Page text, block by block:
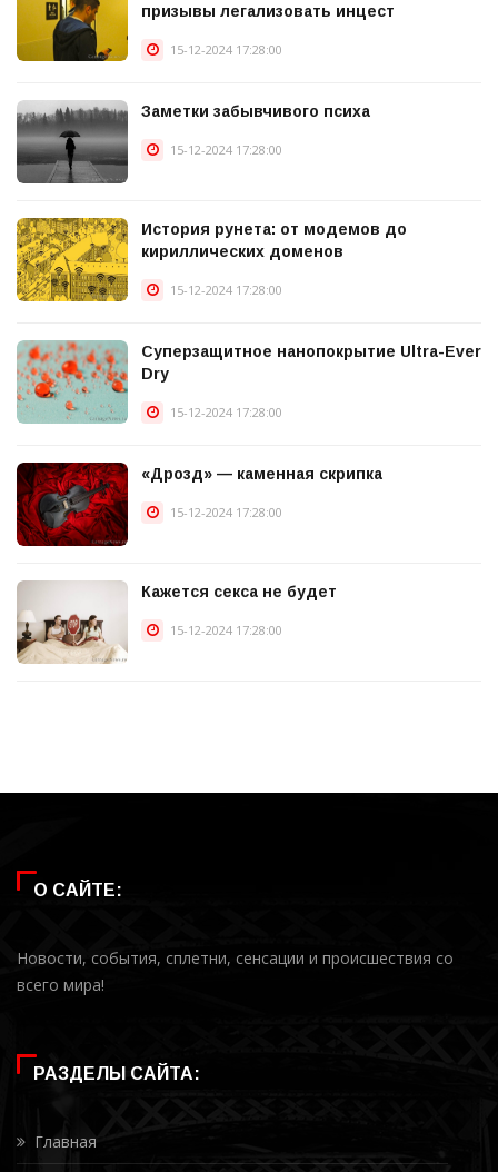
призывы легализовать инцест
15-12-2024 17:28:00
Заметки забывчивого психа
15-12-2024 17:28:00
История рунета: от модемов до
кириллических доменов
15-12-2024 17:28:00
Суперзащитное нанопокрытие Ultra-Ever
Dry
15-12-2024 17:28:00
«Дрозд» — каменная скрипка
15-12-2024 17:28:00
Кажется секса не будет
15-12-2024 17:28:00
О САЙТЕ:
Новости, события, сплетни, сенсации и происшествия со
всего мира!
РАЗДЕЛЫ САЙТА:
Главная